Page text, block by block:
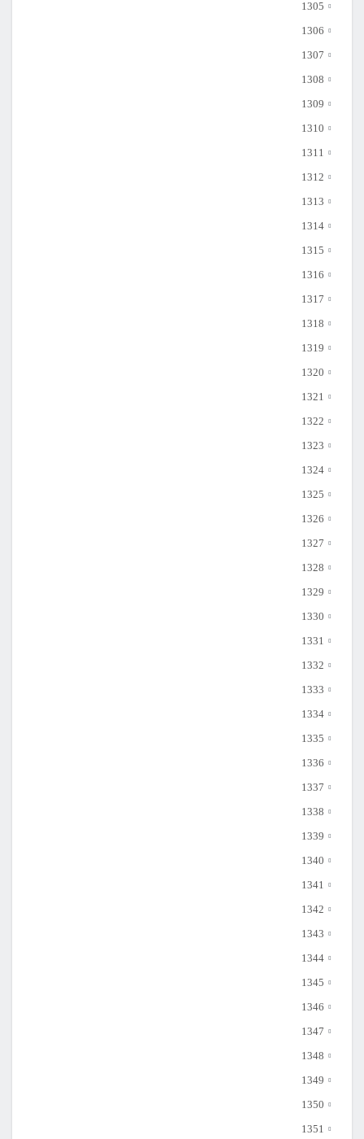
1305
1306
1307
1308
1309
1310
1311
1312
1313
1314
1315
1316
1317
1318
1319
1320
1321
1322
1323
1324
1325
1326
1327
1328
1329
1330
1331
1332
1333
1334
1335
1336
1337
1338
1339
1340
1341
1342
1343
1344
1345
1346
1347
1348
1349
1350
1351